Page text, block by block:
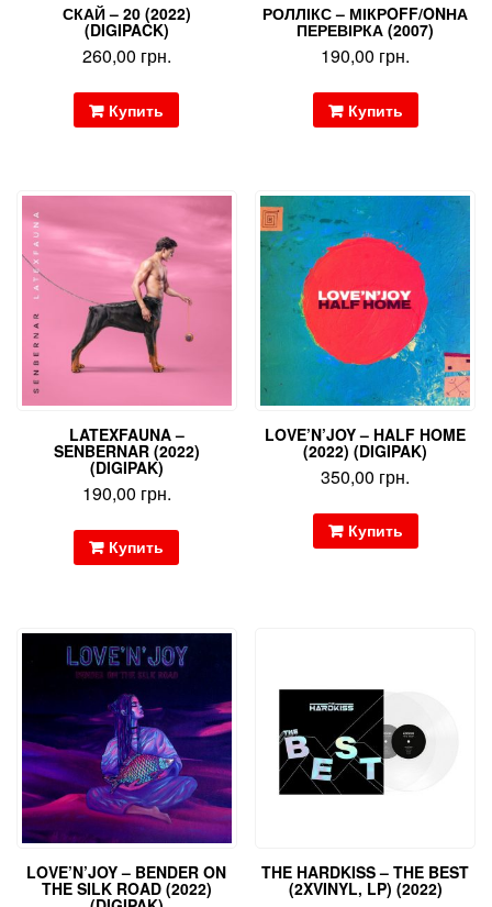
СКАЙ – 20 (2022)
(DIGIPACK)
260,00 грн.
Купить
РОЛЛІКС – МІКРOFF/ONНА
ПЕРЕВІРКА (2007)
190,00 грн.
Купить
LATEXFAUNA –
SENBERNAR (2022)
(DIGIPAK)
190,00 грн.
Купить
LOVE’N’JOY – HALF HOME
(2022) (DIGIPAK)
350,00 грн.
Купить
LOVE’N’JOY – BENDER ON
THE SILK ROAD (2022)
THE HARDKISS – THE BEST
(2XVINYL, LP) (2022)